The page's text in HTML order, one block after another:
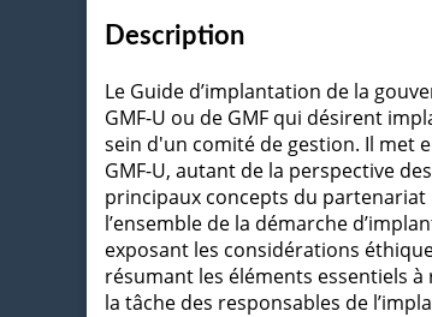
Description
Le Guide d’implantation de la
GMF-U ou de GMF qui désirent
sein d'un comité de gestion. Il met
GMF-U, autant de la perspective
principaux concepts du
l’ensemble de la démarche
exposant les considérations
résumant les éléments essentiels
la tâche des responsables de